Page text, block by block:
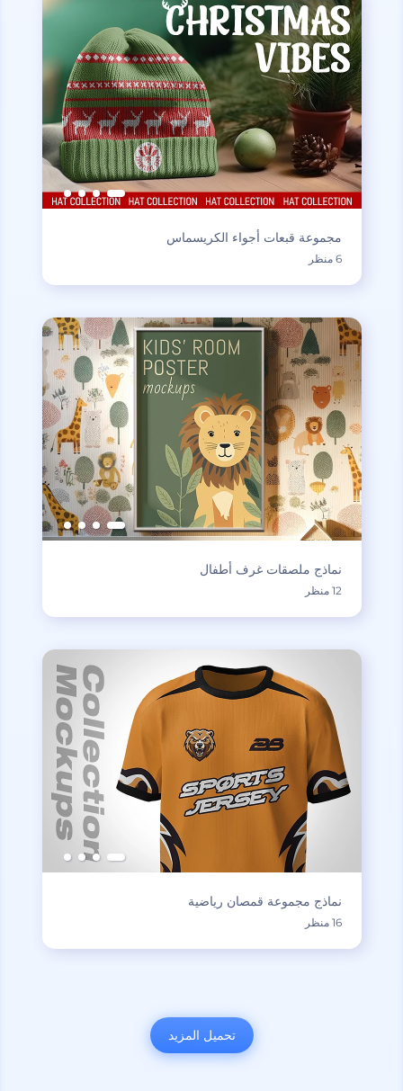
مجموعة قبعات أجواء الكريسماس
6 منظر
نماذج ملصقات غرف أطفال
12 منظر
نماذج مجموعة قمصان رياضية
16 منظر
تحميل المزيد